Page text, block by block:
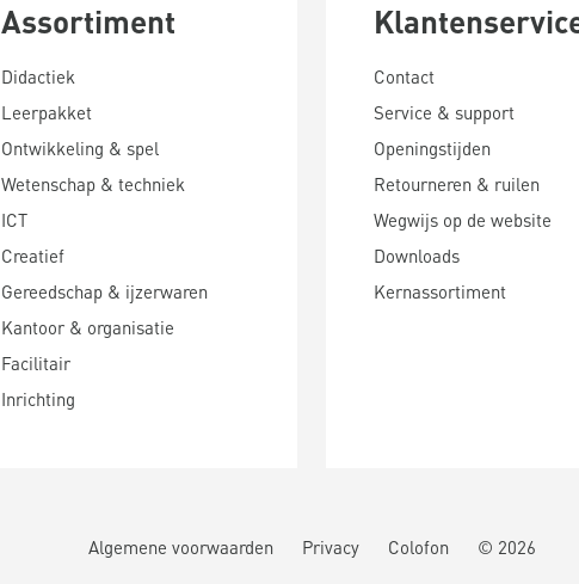
Assortiment
Didactiek
Leerpakket
Ontwikkeling & spel
Wetenschap & techniek
ICT
Creatief
Gereedschap & ijzerwaren
Kantoor & organisatie
Facilitair
Inrichting
Contact
Service & support
Openingstijden
Retourneren & ruilen
Wegwijs op de website
Downloads
Kernassortiment
Algemene voorwaarden Privacy Colofon © 2026